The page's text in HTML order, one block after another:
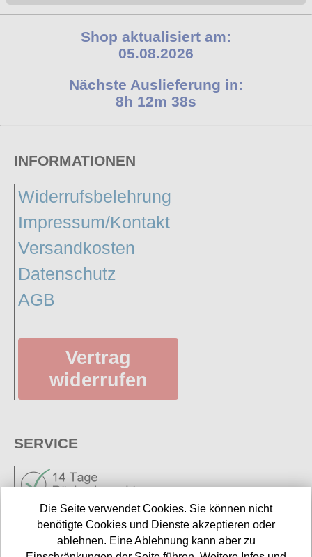
Shop aktualisiert am:
05.08.2026
Nächste Auslieferung in:
8h 12m 37s
INFORMATIONEN
Widerrufsbelehrung
Impressum/Kontakt
Versandkosten
Datenschutz
AGB
Vertrag
widerrufen
SERVICE
Die Seite verwendet Cookies. Sie können nicht
benötigte Cookies und Dienste akzeptieren oder
ablehnen. Eine Ablehnung kann aber zu